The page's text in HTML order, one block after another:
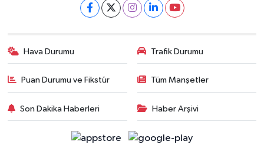
Hava Durumu Trafik Durumu
Puan Durumu ve Fikstür Tüm Manşetler
Son Dakika Haberleri Haber Arşivi